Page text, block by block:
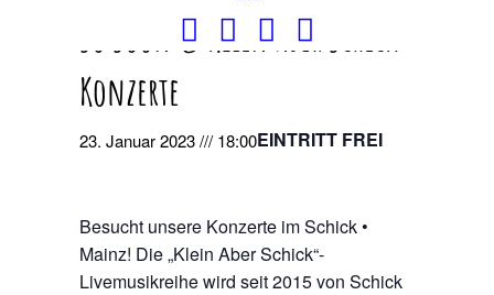
So Soon @ Klein Aber Schick-
Konzerte
23. Januar 2023 /// 18:00EINTRITT FREI
Besucht unsere Konzerte im Schick •
Mainz! Die „Klein Aber Schick“-
Livemusikreihe wird seit 2015 von Schick